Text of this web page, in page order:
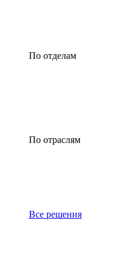
По отделам
По отраслям
Все решения